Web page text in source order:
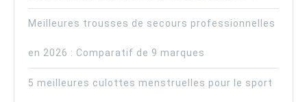
Meilleures trousses de secours professionnelles
en 2026 : Comparatif de 9 marques
5 meilleures culottes menstruelles pour le sport